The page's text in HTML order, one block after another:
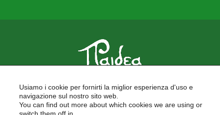
FORMAZIONE PER LE SCUOLE
FORMAZIONE PROFESSIONALE
PROGETTI EUROPEI
Usiamo i cookie per fornirti la miglior esperienza d'uso e
navigazione sul nostro sito web.
You can find out more about which cookies we are using or